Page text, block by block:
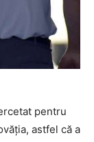
pentru
astfel că a